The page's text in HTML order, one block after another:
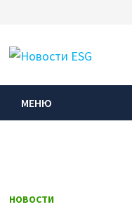
содержимому
МЕНЮ
НОВОСТИ